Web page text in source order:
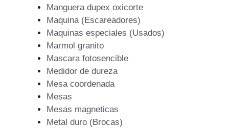
Manguera dupex oxicorte
Maquina (Escareadores)
Maquinas especiales (Usados)
Marmol granito
Mascara fotosencible
Medidor de dureza
Mesa coordenada
Mesas
Mesas magneticas
Metal duro (Brocas)